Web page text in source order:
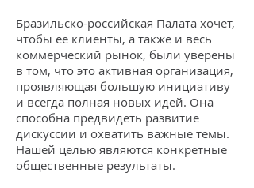
Бразильско-российская Палата хочет,
чтобы ее клиенты, а также и весь
коммерческий рынок, были уверены
в том, что это активная организация,
проявляющая большую инициативу
и всегда полная новых идей. Она
способна предвидеть развитие
дискуссии и охватить важные темы.
Нашей целью являются конкретные
общественные результаты.